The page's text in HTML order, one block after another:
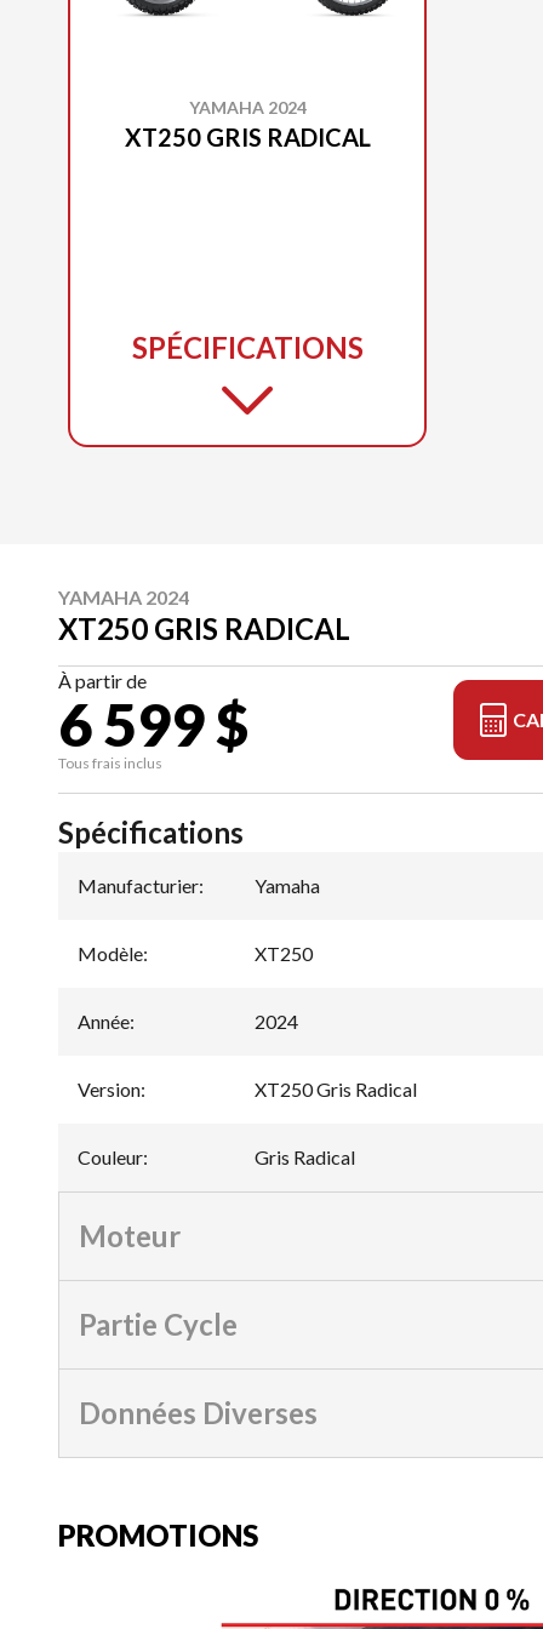
YAMAHA 2024
XT250 GRIS RADICAL
SPÉCIFICATIONS
YAMAHA 2024
XT250 GRIS RADICAL
À partir de
6 599 $
Tous frais inclus
Spécifications
Manufacturier: Yamaha
Modèle: XT250
Année: 2024
Version: XT250 Gris Radical
Couleur: Gris Radical
Moteur
Partie Cycle
Données Diverses
PROMOTIONS